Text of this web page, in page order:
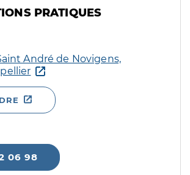
PRATIQUES
André de Novigens,
06 98